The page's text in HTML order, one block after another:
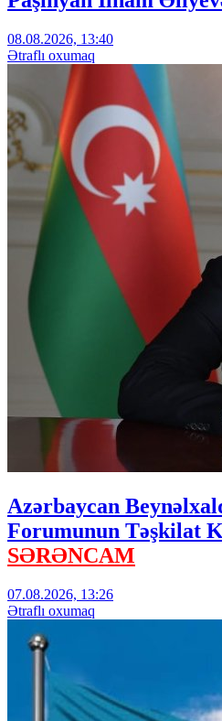
08.08.2026, 13:40
Ətraflı oxumaq
Azərbaycan
Forumunun Təşkilat
SƏRƏNCAM
07.08.2026, 13:26
Ətraflı oxumaq